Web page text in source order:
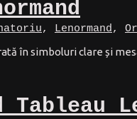
, Lenormand,
în simboluri clare și